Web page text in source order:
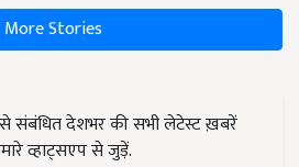
More Stories
संबंधित देशभर की सभी लेटेस्ट ख़बरें
व्हाट्सएप से जुड़ें.